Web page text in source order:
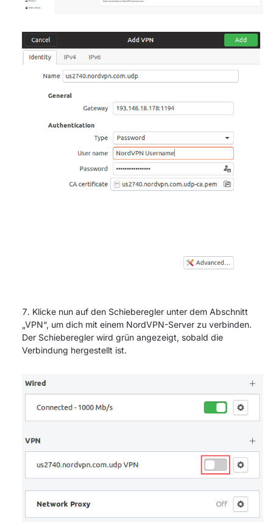
Klicke nun auf den Schieberegler unter dem Abschnitt
„VPN“, um dich mit einem NordVPN-Server zu verbinden.
Der Schieberegler wird grün angezeigt, sobald die
Verbindung hergestellt ist.